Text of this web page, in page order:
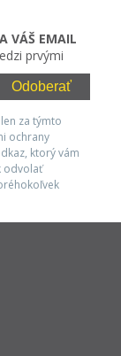
VÁŠ EMAIL
prvými
Odoberať
za týmto
ochrany
ktorý vám
odvolať